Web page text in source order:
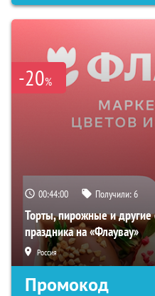
-20%
00:43:59 Получили:6
Торты, пирожные и другие
праздника на «Флаувау»
Россия
Промокод